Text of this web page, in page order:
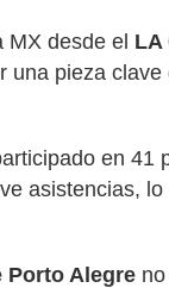
MX desde el LA
una pieza
en 41
asistencias,
Porto Alegre